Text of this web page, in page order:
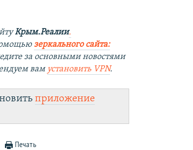
Крым.Реалии.
зеркального сайта:
за основными новостями
вам установить VPN.
приложение
Печать